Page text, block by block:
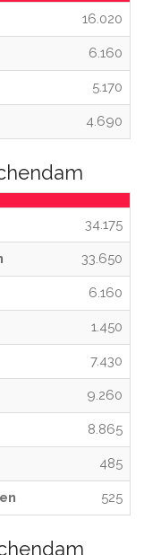
16.020
6.160
5.170
4.690
34.175
33.650
6.160
1.450
7.430
9.260
8.865
485
525